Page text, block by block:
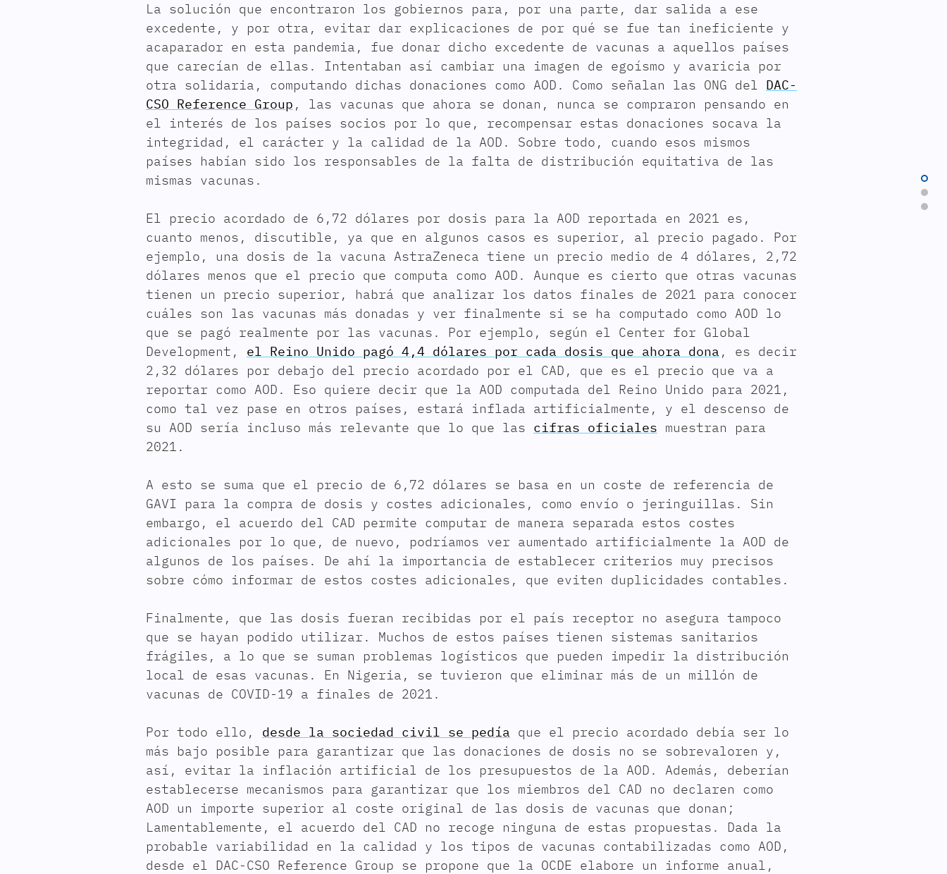
La solución que encontraron los gobiernos para, por una parte, dar salida a ese
excedente, y por otra, evitar dar explicaciones de por qué se fue tan ineficiente y
acaparador en esta pandemia, fue donar dicho excedente de vacunas a aquellos países
que carecían de ellas. Intentaban así cambiar una imagen de egoísmo y avaricia por
otra solidaria, computando dichas donaciones como AOD. Como señalan las ONG del DAC-
CSO Reference Group , las vacunas que ahora se donan, nunca se compraron pensando en
el interés de los países socios por lo que, recompensar estas donaciones socava la
integridad, el carácter y la calidad de la AOD. Sobre todo, cuando esos mismos
países habían sido los responsables de la falta de distribución equitativa de las
mismas vacunas.
El precio acordado de 6,72 dólares por dosis para la AOD reportada en 2021 es,
cuanto menos, discutible, ya que en algunos casos es superior, al precio pagado. Por
ejemplo, una dosis de la vacuna AstraZeneca tiene un precio medio de 4 dólares, 2,72
dólares menos que el precio que computa como AOD. Aunque es cierto que otras vacunas
tienen un precio superior, habrá que analizar los datos finales de 2021 para conocer
cuáles son las vacunas más donadas y ver finalmente si se ha computado como AOD lo
que se pagó realmente por las vacunas. Por ejemplo, según el Center for Global
Development, el Reino Unido pagó 4,4 dólares por cada dosis que ahora dona , es decir
2,32 dólares por debajo del precio acordado por el CAD, que es el precio que va a
reportar como AOD. Eso quiere decir que la AOD computada del Reino Unido para 2021,
como tal vez pase en otros países, estará inflada artificialmente, y el descenso de
su AOD sería incluso más relevante que lo que las cifras oficiales muestran para
2021.
A esto se suma que el precio de 6,72 dólares se basa en un coste de referencia de
GAVI para la compra de dosis y costes adicionales, como envío o jeringuillas. Sin
embargo, el acuerdo del CAD permite computar de manera separada estos costes
adicionales por lo que, de nuevo, podríamos ver aumentado artificialmente la AOD de
algunos de los países. De ahí la importancia de establecer criterios muy precisos
sobre cómo informar de estos costes adicionales, que eviten duplicidades contables.
Finalmente, que las dosis fueran recibidas por el país receptor no asegura tampoco
que se hayan podido utilizar. Muchos de estos países tienen sistemas sanitarios
frágiles, a lo que se suman problemas logísticos que pueden impedir la distribución
local de esas vacunas. En Nigeria, se tuvieron que eliminar más de un millón de
vacunas de COVID-19 a finales de 2021.
Por todo ello, desde la sociedad civil se pedía que el precio acordado debía ser lo
más bajo posible para garantizar que las donaciones de dosis no se sobrevaloren y,
así, evitar la inflación artificial de los presupuestos de la AOD. Además, deberían
establecerse mecanismos para garantizar que los miembros del CAD no declaren como
AOD un importe superior al coste original de las dosis de vacunas que donan;
Lamentablemente, el acuerdo del CAD no recoge ninguna de estas propuestas. Dada la
probable variabilidad en la calidad y los tipos de vacunas contabilizadas como AOD,
desde el DAC-CSO Reference Group se propone que la OCDE elabore un informe anual,